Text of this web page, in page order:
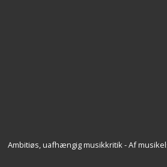
Ambitiøs, uafhængig musikkritik - Af